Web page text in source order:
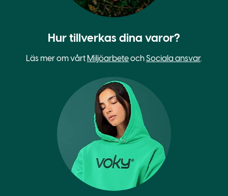
Hur tillverkas dina varor?
Läs mer om vårt MiljöarbeteochSociala ansvar.